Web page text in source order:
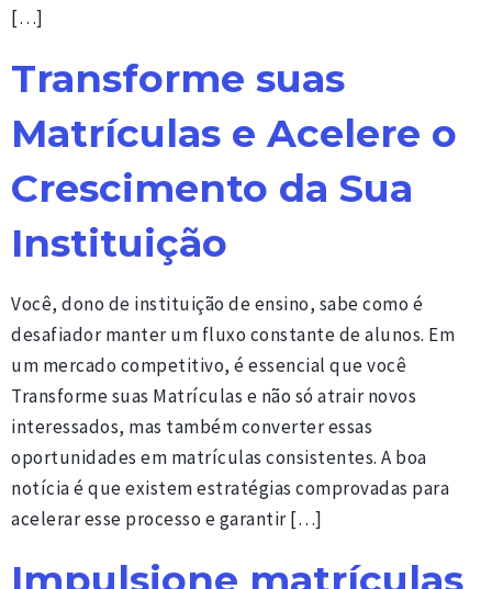
[…]
Transforme suas
Matrículas e Acelere o
Crescimento da Sua
Instituição
Você, dono de instituição de ensino, sabe como é
desafiador manter um fluxo constante de alunos. Em
um mercado competitivo, é essencial que você
Transforme suas Matrículas e não só atrair novos
interessados, mas também converter essas
oportunidades em matrículas consistentes. A boa
notícia é que existem estratégias comprovadas para
acelerar esse processo e garantir […]